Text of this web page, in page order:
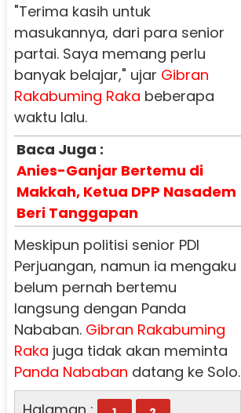
"Terima kasih untuk
masukannya, dari para senior
partai. Saya memang perlu
banyak belajar," ujar Gibran
Rakabuming Raka beberapa
waktu lalu.
Baca Juga :
Anies-Ganjar Bertemu di
Makkah, Ketua DPP Nasadem
Beri Tanggapan
Meskipun politisi senior PDI
Perjuangan, namun ia mengaku
belum pernah bertemu
langsung dengan Panda
Nababan. Gibran Rakabuming
Raka juga tidak akan meminta
Panda Nababan datang ke Solo.